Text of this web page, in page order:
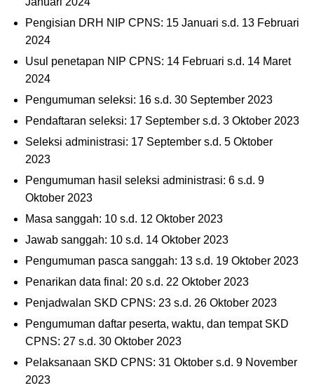
Pengisian DRH NIP CPNS: 15 Januari s.d. 13 Februari
2024
Usul penetapan NIP CPNS: 14 Februari s.d. 14 Maret
2024
Pengumuman seleksi: 16 s.d. 30 September 2023
Pendaftaran seleksi: 17 September s.d. 3 Oktober 2023
Seleksi administrasi: 17 September s.d. 5 Oktober
2023
Pengumuman hasil seleksi administrasi: 6 s.d. 9
Oktober 2023
Masa sanggah: 10 s.d. 12 Oktober 2023
Jawab sanggah: 10 s.d. 14 Oktober 2023
Pengumuman pasca sanggah: 13 s.d. 19 Oktober 2023
Penarikan data final: 20 s.d. 22 Oktober 2023
Penjadwalan SKD CPNS: 23 s.d. 26 Oktober 2023
Pengumuman daftar peserta, waktu, dan tempat SKD
CPNS: 27 s.d. 30 Oktober 2023
Pelaksanaan SKD CPNS: 31 Oktober s.d. 9 November
2023